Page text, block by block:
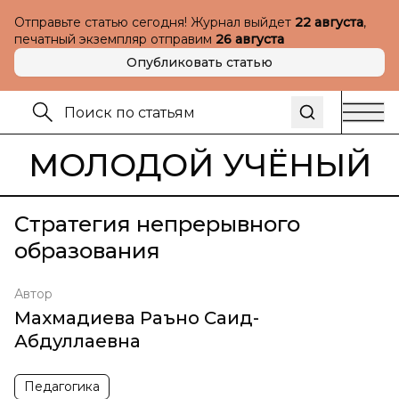
Отправьте статью сегодня! Журнал выйдет 22 августа,
печатный экземпляр отправим 26 августа
Опубликовать статью
МОЛОДОЙ УЧЁНЫЙ
Стратегия непрерывного
образования
Автор
Махмадиева Раъно Саид-
Абдуллаевна
Педагогика